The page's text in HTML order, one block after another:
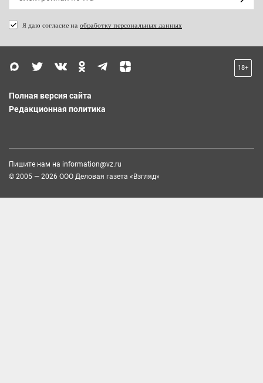
Я даю согласие на обработку персональных данных
18+
Полная версия сайта
Редакционная политика
Пишите нам на information@vz.ru
© 2005 — 2026 ООО Деловая газета «Взгляд»